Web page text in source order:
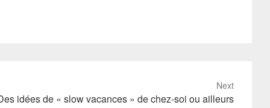
Next
idées de « slow vacances » de chez-soi ou ailleurs